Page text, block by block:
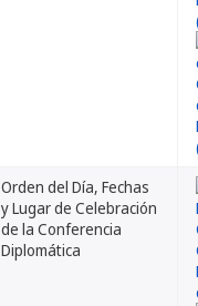
Orden del Día, Fechas
y Lugar de Celebración
de la Conferencia
Diplomática